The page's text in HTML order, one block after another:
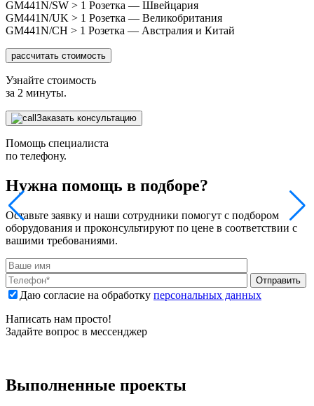
GM441N/SW > 1 Розетка — Швейцария
GM441N/UK > 1 Розетка — Великобритания
GM441N/CH > 1 Розетка — Австралия и Китай
рассчитать стоимость
Узнайте стоимость
за 2 минуты.
Заказать консультацию
Помощь специалиста
по телефону.
Нужна помощь в подборе?
Оставьте заявку и наши сотрудники помогут с подбором
оборудования и проконсультируют по цене в соответствии с
вашими требованиями.
Отправить
Даю согласие на обработку персональных данных
Написать нам просто!
Задайте вопрос в мессенджер
Выполненные проекты